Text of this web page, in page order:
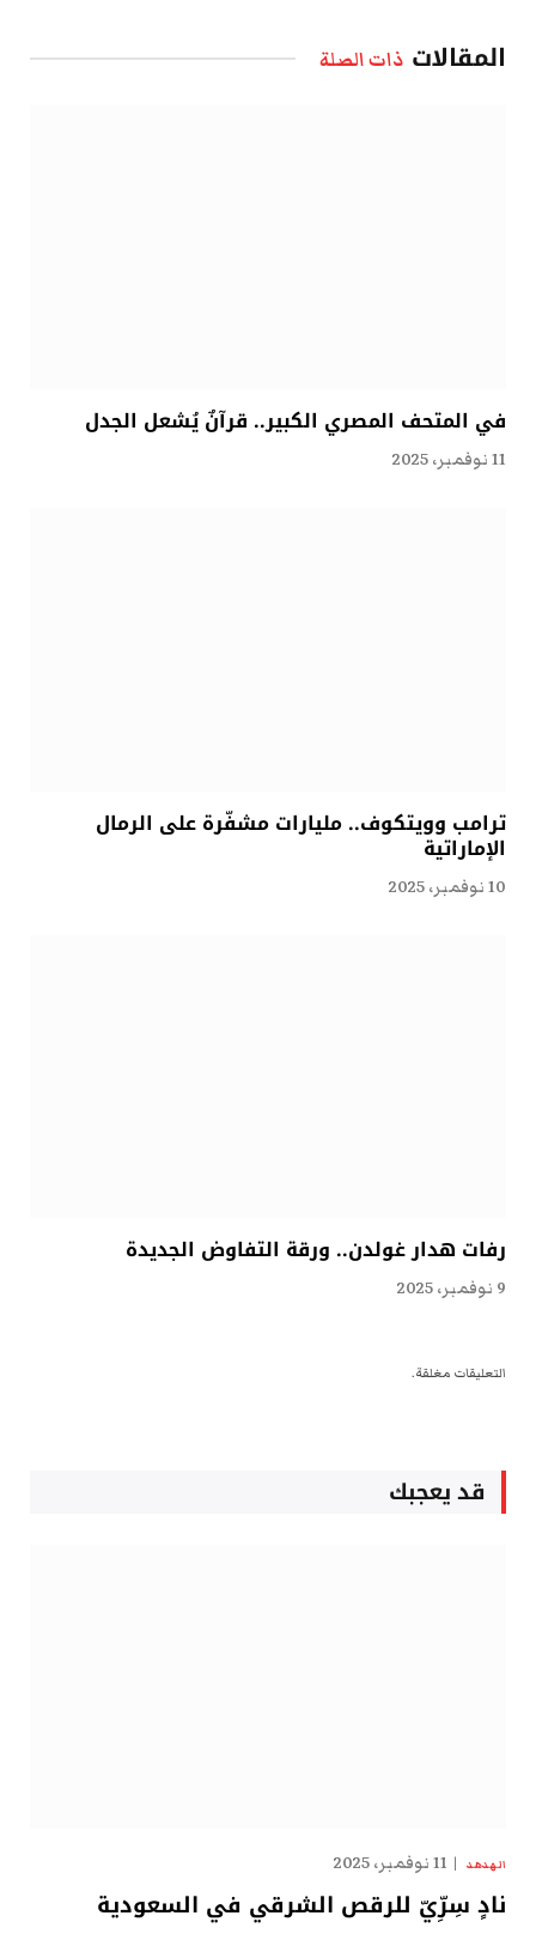
المقالات ذات الصلة
في المتحف المصري الكبير.. قرآنٌ يُشعل الجدل
11 نوفمبر، 2025
ترامب وويتكوف.. مليارات مشفّرة على الرمال
الإماراتية
10 نوفمبر، 2025
رفات هدار غولدن.. ورقة التفاوض الجديدة
9 نوفمبر، 2025
التعليقات مغلقة.
قد يعجبك
الهدهد 11 نوفمبر، 2025
نادٍ سِرِّيّ للرقص الشرقي في السعودية